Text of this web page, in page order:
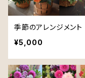
季節のアレンジメント
¥5,000